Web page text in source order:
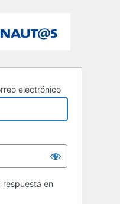
electrónico
respuesta en